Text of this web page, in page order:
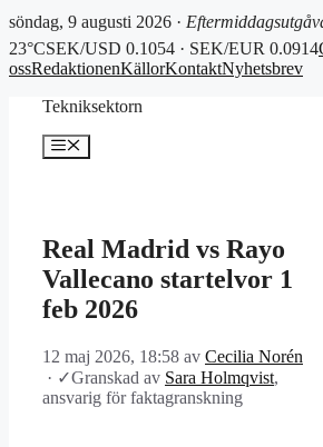
söndag, 9 augusti 2026 ·
23°CSEK/USD 0.1054 · SEK/EUR 0.0914
ossRedaktionenKällorKontaktNyhetsbrev
Tekniksektorn
Meny
Real Madrid vs Rayo
Vallecano startelvor 1
feb 2026
12 maj 2026, 18:58 av Cecilia Norén
· ✓Granskad av Sara Holmqvist,
ansvarig för faktagranskning